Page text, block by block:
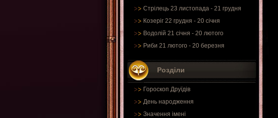
Стрілець 23 листопада - 21 грудня
Козеріг 22 грудня - 20 січня
Водолій 21 січня - 20 лютого
Риби 21 лютого - 20 березня
Розділи
Гороскоп Друїдів
День народження
Значення імені